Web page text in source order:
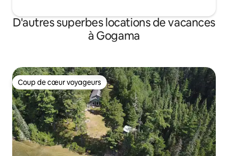
D'autres superbes locations de vacances
à Gogama
Coup de cœur voyageurs
Coup de cœur voyageurs